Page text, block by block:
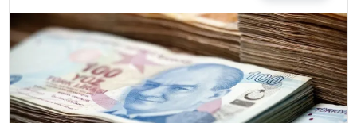
TEKNOLOJI